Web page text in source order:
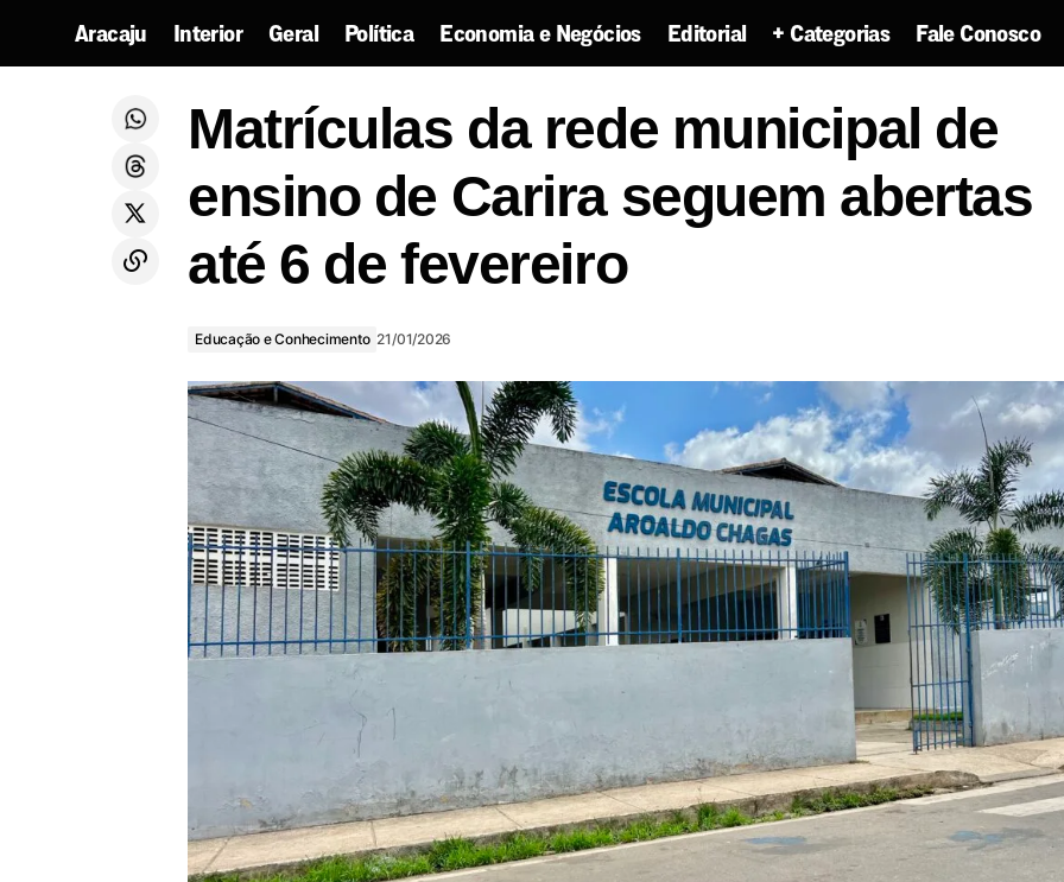
Aracaju Interior Geral Política Economia e Negócios Editorial + Categorias Fale Conosco
que ligam Itabaianinha a Tomar do Geru
e Tobias Barreto
Conhecimento
até 6 de fevereiro
Matrículas da rede municipal de
ensino de Carira seguem abertas
até 6 de fevereiro
Educação e Conhecimento 21/01/2026